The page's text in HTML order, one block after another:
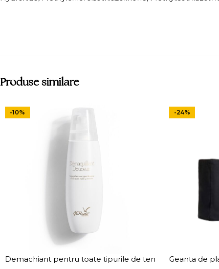
Produse similare
-10%
Demachiant pentru toate tipurile de ten
-24%
Geanta de